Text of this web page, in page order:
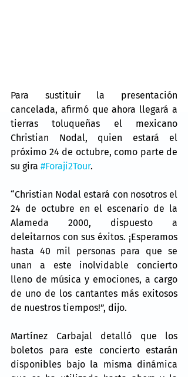
Para sustituir la presentación
cancelada, afirmó que ahora llegará a
tierras toluqueñas el mexicano
Christian Nodal, quien estará el
próximo 24 de octubre, como parte de
su gira #Foraji2Tour.
“Christian Nodal estará con nosotros el
24 de octubre en el escenario de la
Alameda 2000, dispuesto a
deleitarnos con sus éxitos. ¡Esperamos
hasta 40 mil personas para que se
unan a este inolvidable concierto
lleno de música y emociones, a cargo
de uno de los cantantes más exitosos
de nuestros tiempos!”, dijo.
Martínez Carbajal detalló que los
boletos para este concierto estarán
disponibles bajo la misma dinámica